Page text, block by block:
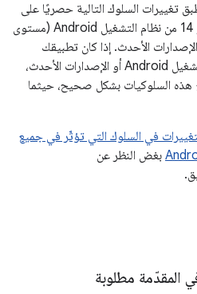
تغييرات السلوك التالية حصريًا على
التطبيقات التي تستهدف الإصدار 14 من نظام التشغيل Android (مستوى
التطبيقات 34) أو الإصدارات الأحدث. إذا كان تطبيقك
يستهدف الإصدار 14 من نظام التشغيل Android أو الإصدارات الأحدث،
السلوكيات بشكل صحيح، حيثما
في السلوك التي تؤثّر في جميع
بغض النظر عن
المقدّمة مطلوبة